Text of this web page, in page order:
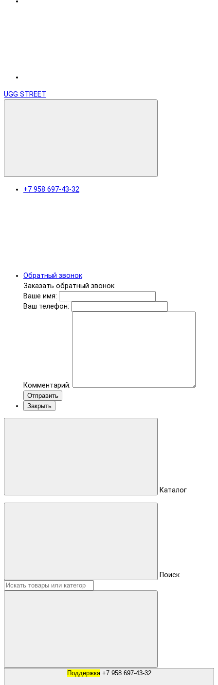
UGG STREET
+7 958 697-43-32
Обратный звонок
Заказать обратный звонок
Ваше имя:
Ваш телефон:
Комментарий:
Отправить
Закрыть
Каталог
Поиск
Поддержка +7 958 697-43-32